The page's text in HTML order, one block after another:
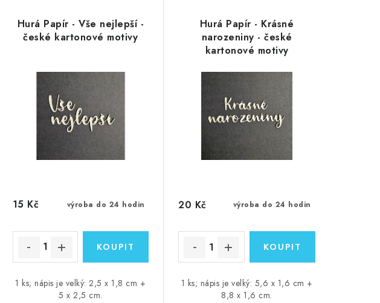
Hurá Papír - Vše nejlepší -
české kartonové motivy
výroba do 24 hodin
15 Kč
1 ks; nápis je velký: 2,5 x 1,8 cm +
5 x 2,5 cm.
Hurá Papír - Krásné
narozeniny - české
kartonové motivy
výroba do 24 hodin
20 Kč
1 ks; nápis je velký: 5,6 x 1,6 cm +
8,8 x 1,6 cm.